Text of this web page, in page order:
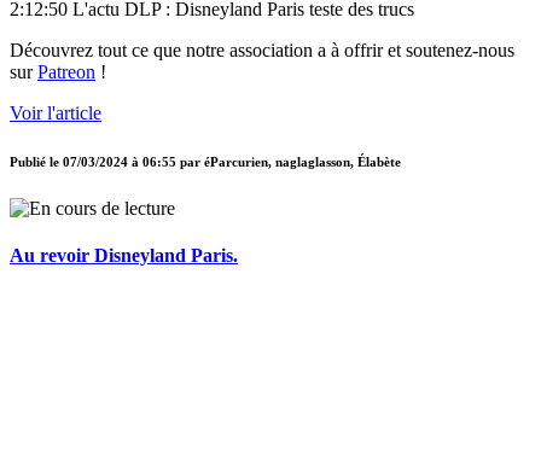
2:12:50 L'actu DLP : Disneyland Paris teste des trucs
Découvrez tout ce que notre association a à offrir et soutenez-nous
surPatreon !
Voir l'article
Publié le 07/03/2024 à 06:55 par éParcurien, naglaglasson, Élabète
Au revoir Disneyland Paris.